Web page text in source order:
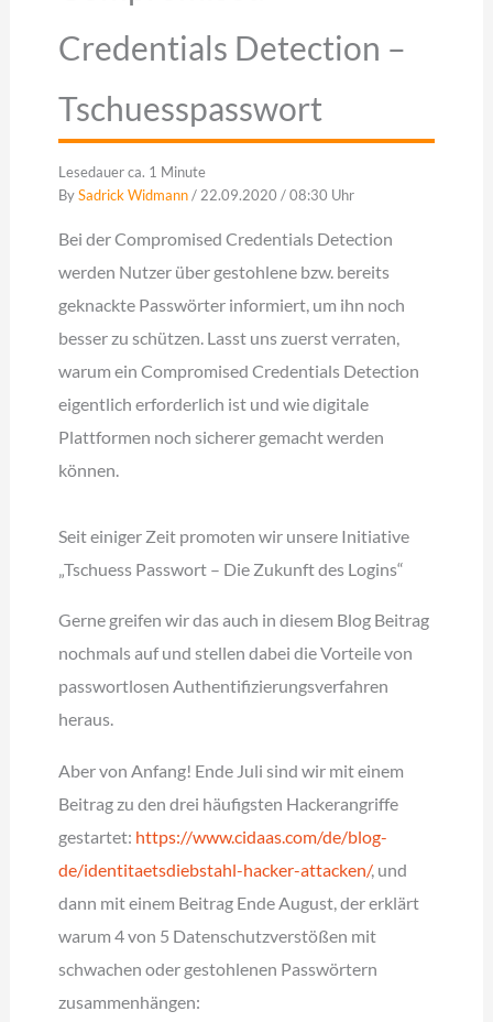
Credentials Detection –
Tschuesspasswort
Lesedauer ca. 1 Minute
BySadrick Widmann/ 22.09.2020 / 08:30 Uhr
Bei der Compromised Credentials Detection
werden Nutzer über gestohlene bzw. bereits
geknackte Passwörter informiert, um ihn noch
besser zu schützen. Lasst uns zuerst verraten,
warum ein Compromised Credentials Detection
eigentlich erforderlich ist und wie digitale
Plattformen noch sicherer gemacht werden
können.
Seit einiger Zeit promoten wir unsere Initiative
„Tschuess Passwort – Die Zukunft des Logins“
Gerne greifen wir das auch in diesem Blog Beitrag
nochmals auf und stellen dabei die Vorteile von
passwortlosen Authentifizierungsverfahren
heraus.
Aber von Anfang! Ende Juli sind wir mit einem
Beitrag zu den drei häufigsten Hackerangriffe
gestartet: https://www.cidaas.com/de/blog-
de/identitaetsdiebstahl-hacker-attacken/, und
dann mit einem Beitrag Ende August, der erklärt
warum 4 von 5 Datenschutzverstößen mit
schwachen oder gestohlenen Passwörtern
zusammenhängen: